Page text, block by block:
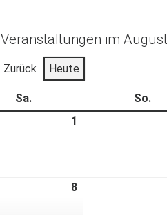
Veranstaltungen im
Zurück Heute
Sa.
So.
1
8